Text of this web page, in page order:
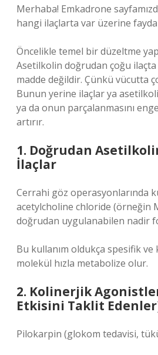
Merhaba! Emkadrone
hangi ilaçlarta var üzerine
Öncelikle temel bir düzeltme
Asetilkolin doğrudan çoğu
madde değildir. Çünkü vücutta
Bunun yerine ilaçlar ya
ya da onun parçalanmasını
artırır.
1. Doğrudan
İlaçlar
Cerrahi göz operasyonlarında
acetylcholine chloride (örneğin
doğrudan uygulanabilen nadir
Bu kullanım oldukça spesifik ve
molekül hızla metabolize olur.
2. Kolinerjik
Etkisini Taklit
Pilokarpin (glokom tedavisi,